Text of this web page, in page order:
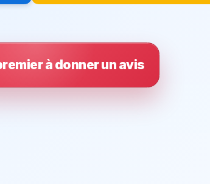
à donner un avis